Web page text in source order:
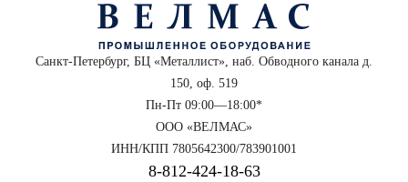
Санкт-Петербург, БЦ «Металлист», наб. Обводного канала д.
150, оф. 519
Пн-Пт 09:00—18:00*
ООО «ВЕЛМАС»
ИНН/КПП 7805642300/783901001
8‑812‑424‑18‑63